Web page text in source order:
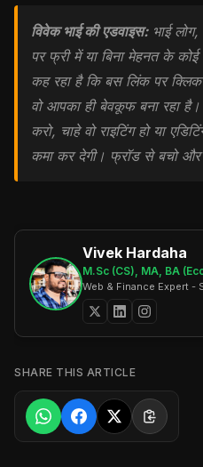
विवेक भाई की एडवाइस:भाई लोग,
पर फ्री में या बिना मेहनत के
कह रहा है कि बस लिंक पर
वो आपका ही बेवकूफ बना रहा
करो, चाहे वो राइटिंग हो या
कमा कर देगी। फ्रॉड से बचो
Vivek Hardaha
M.Sc (CS), MA, BA
Web & Finance Expert -
SHARE THIS ARTICLE